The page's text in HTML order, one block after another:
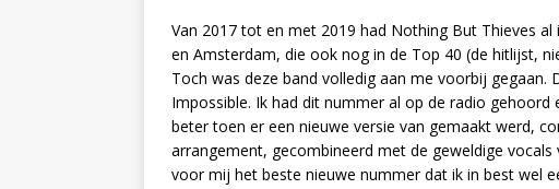
Van 2017 tot en met 2019 had Nothing But Thieves
en Amsterdam, die ook nog in de Top 40 (de hitlijst,
Toch was deze band volledig aan me voorbij
Impossible. Ik had dit nummer al op de radio
beter toen er een nieuwe versie van gemaakt werd,
arrangement, gecombineerd met de geweldige
voor mij het beste nieuwe nummer dat ik in best wel